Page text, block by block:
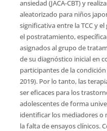
ansiedad (JACA-CBT) y
aleatorizado para niños
significativa entre la TCC y
el postratamiento,
asignados al grupo de
de su diagnóstico inicial en
participantes de la
2019). Por lo tanto, las
ser eficaces para los
adolescentes de forma
identificar los mediadores o
la falta de ensayos clínicos.